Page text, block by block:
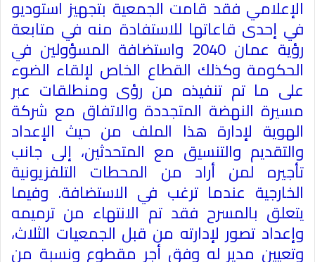
الإعلامي فقد قامت الجمعية بتجهيز استوديو
في إحدى قاعاتها للاستفادة منه في متابعة
رؤية عمان 2040 واستضافة المسؤولين في
الحكومة وكذلك القطاع الخاص لإلقاء الضوء
على ما تم تنفيذه من رؤى ومنطلقات عبر
مسيرة النهضة المتجددة والاتفاق مع شركة
الهوية لإدارة هذا الملف من حيث الإعداد
والتقديم والتنسيق مع المتحدثين، إلى جانب
تأجيره لمن أراد من المحطات التلفزيونية
الخارجية عندما ترغب في الاستضافة. وفيما
يتعلق بالمسرح فقد تم الانتهاء من ترميمه
وإعداد تصور لإدارته من قبل الجمعيات الثلاث،
وتعيين مدير له وفق أجر مقطوع ونسبة من